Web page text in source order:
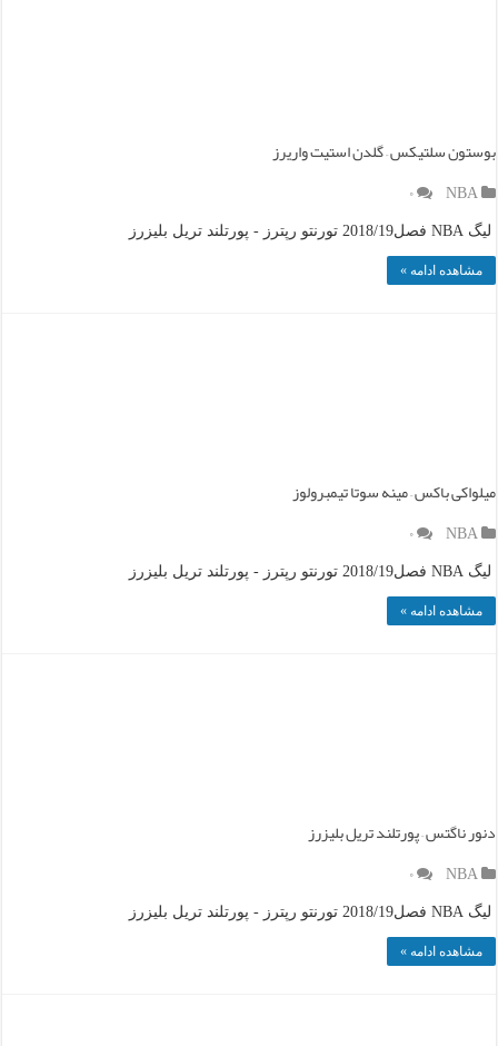
بوستون سلتیکس – گلدن استیت واریرز
NBA
۰
لیگ NBA فصل2018/19 تورنتو رپترز - پورتلند تریل بلیزرز
مشاهده ادامه »
میلواکی باکس – مینه سوتا تیمبرولوز
NBA
۰
لیگ NBA فصل2018/19 تورنتو رپترز - پورتلند تریل بلیزرز
مشاهده ادامه »
دنور ناگتس – پورتلند تریل بلیزرز
NBA
۰
لیگ NBA فصل2018/19 تورنتو رپترز - پورتلند تریل بلیزرز
مشاهده ادامه »